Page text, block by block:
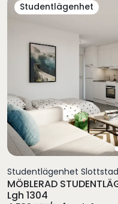
Studentlägenhet
Studentlägenhet
MÖBLERAD
Lgh 1304